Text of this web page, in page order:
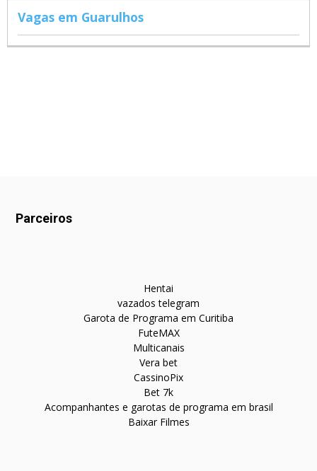
Vagas em Guarulhos
Parceiros
Hentai
vazados telegram
Garota de Programa em Curitiba
FuteMAX
Multicanais
Vera bet
CassinoPix
Bet 7k
Acompanhantes e garotas de programa em brasil
Baixar Filmes